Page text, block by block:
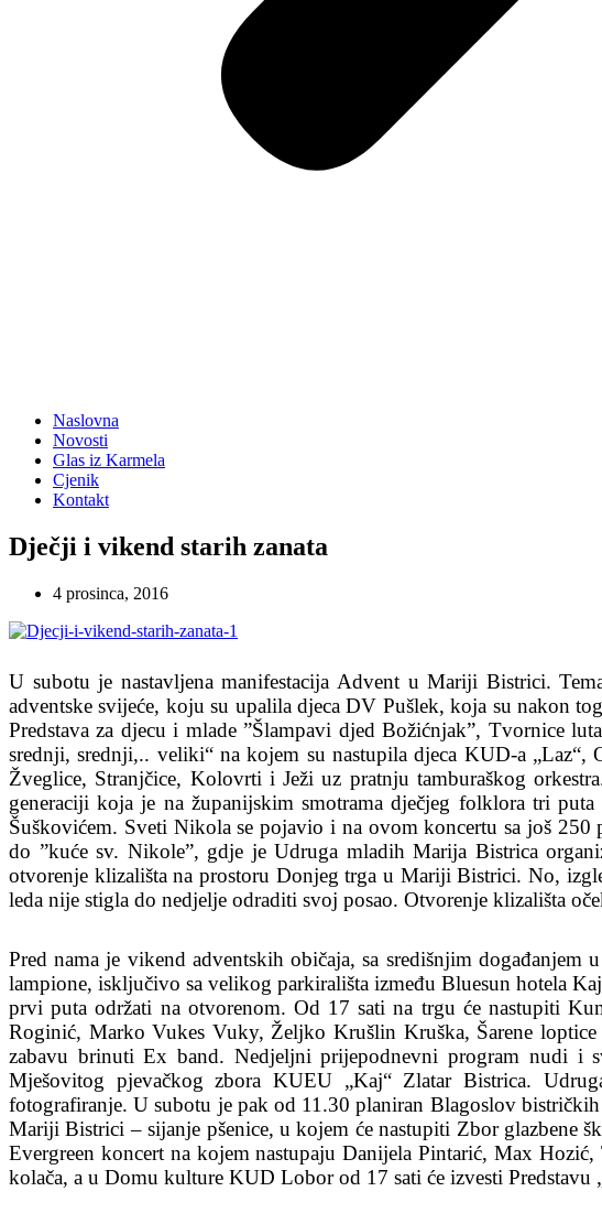
Naslovna
Novosti
Glas iz Karmela
Cjenik
Kontakt
Dječji i vikend starih zanata
4 prosinca, 2016
U subotu je nastavljena manifestacija Advent u Mariji Bistrici.
adventske svijeće, koju su upalila djeca DV Pušlek, koja su nakon
Predstava za djecu i mlade ”Šlampavi djed Božićnjak”, Tvornice
srednji, srednji,.. veliki“ na kojem su nastupila djeca KUD-a
Žveglice, Stranjčice, Kolovrti i Ježi uz pratnju tamburaškog
generaciji koja je na županijskim smotrama dječjeg folklora tri
Šuškovićem. Sveti Nikola se pojavio i na ovom koncertu sa još
do ”kuće sv. Nikole”, gdje je Udruga mladih Marija Bistrica
otvorenje klizališta na prostoru Donjeg trga u Mariji Bistrici. No,
leda nije stigla do nedjelje odraditi svoj posao. Otvorenje klizališta
Pred nama je vikend adventskih običaja, sa središnjim
lampione, isključivo sa velikog parkirališta između Bluesun hotela
prvi puta održati na otvorenom. Od 17 sati na trgu će nastupiti
Roginić, Marko Vukes Vuky, Željko Krušlin Kruška, Šarene
zabavu brinuti Ex band. Nedjeljni prijepodnevni program nudi i
Mješovitog pjevačkog zbora KUEU „Kaj“ Zlatar Bistrica.
fotografiranje. U subotu je pak od 11.30 planiran Blagoslov
Mariji Bistrici – sijanje pšenice, u kojem će nastupiti Zbor glazbene
Evergreen koncert na kojem nastupaju Danijela Pintarić, Max
kolača, a u Domu kulture KUD Lobor od 17 sati će izvesti Predstavu